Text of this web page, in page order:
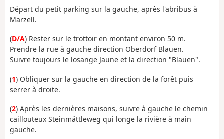
Départ du petit parking sur la gauche, après l'abribus à
Marzell.
(D/A) Rester sur le trottoir en montant environ 50 m.
Prendre la rue à gauche direction Oberdorf Blauen.
Suivre toujours le losange Jaune et la direction "Blauen".
(1) Obliquer sur la gauche en direction de la forêt puis
serrer à droite.
(2) Après les dernières maisons, suivre à gauche le chemin
caillouteux Steinmättleweg qui longe la rivière à main
gauche.